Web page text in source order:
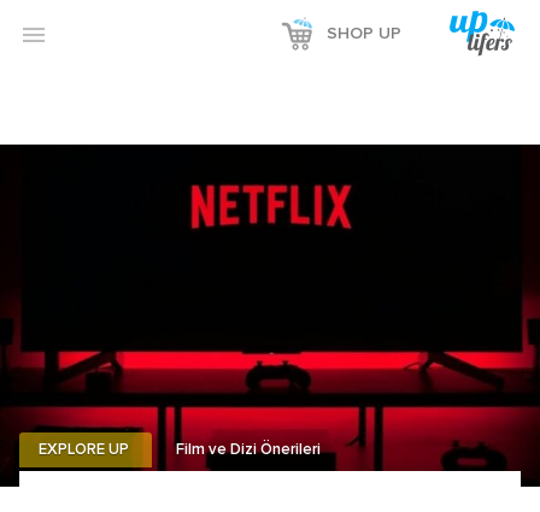
Reklamı Göster
Reklamı Gizle
 SHOP UP
EXPLORE UP Film ve Dizi Önerileri